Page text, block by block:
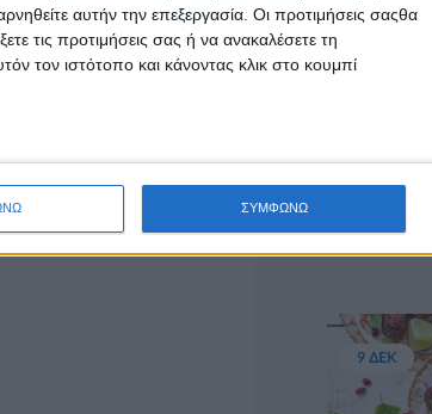
αυτήν την επεξεργασία. Οι προτιμήσεις σαςθα
τις προτιμήσεις σας ή να ανακαλέσετε τη
τον ιστότοπο και κάνοντας κλικ στο κουμπί
ΣΥΜΦΩΝΩ
Υγεία,
και
9 ΔΕΚ